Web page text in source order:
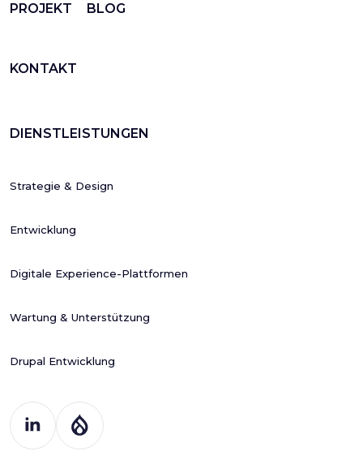
PROJEKT BLOG
KONTAKT
DIENSTLEISTUNGEN
Strategie & Design
Entwicklung
Digitale Experience-Plattformen
Wartung & Unterstützung
Drupal Entwicklung